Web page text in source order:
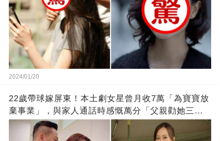
2024/01/20
22歲帶球嫁屏東！本土劇女星曾月收7萬「為寶寶放
棄事業」，與家人通話時感慨萬分「父親勸她三
思」：只有過一次眼淚